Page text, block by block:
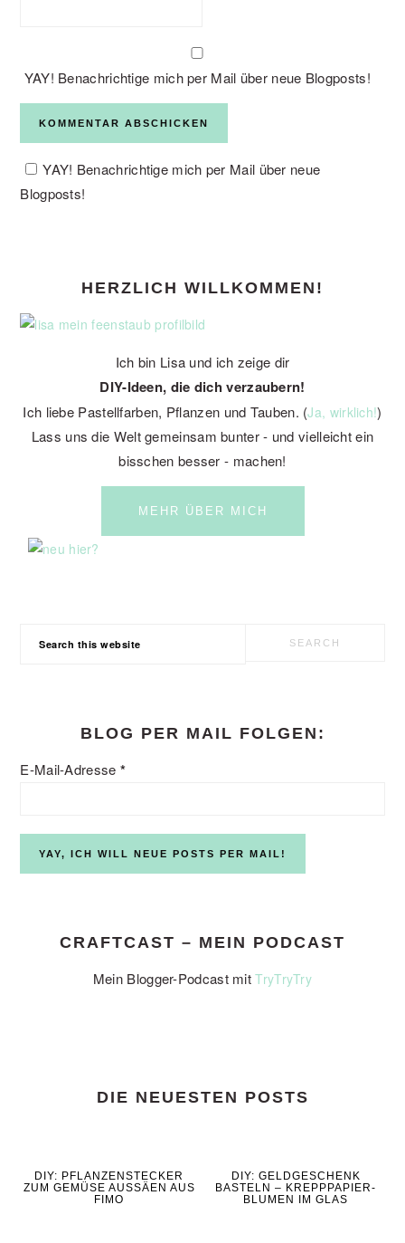
YAY! Benachrichtige mich per Mail über neue Blogposts!
YAY! Benachrichtige mich per Mail über neue
Blogposts!
HERZLICH WILLKOMMEN!
Ich bin Lisa und ich zeige dir
DIY-Ideen, die dich verzaubern!
Ich liebe Pastellfarben, Pflanzen und Tauben. (Ja, wirklich!)
Lass uns die Welt gemeinsam bunter - und vielleicht ein
bisschen besser - machen!
MEHR ÜBER MICH
BLOG PER MAIL FOLGEN:
E-Mail-Adresse *
CRAFTCAST – MEIN PODCAST
Mein Blogger-Podcast mitTryTryTry
DIE NEUESTEN POSTS
DIY: PFLANZENSTECKER
ZUM GEMÜSE AUSSÄEN AUS
FIMO
DIY: GELDGESCHENK
BASTELN – KREPPPAPIER-
BLUMEN IM GLAS